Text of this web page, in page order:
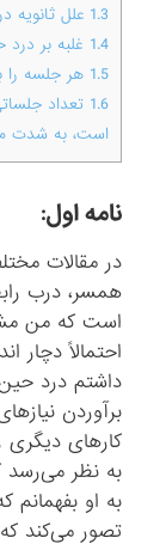
1.3 علل ثانویه
1.4 غلبه بر
1.5 هر جلسه را
1.6 تعداد
است، به شدت
نامه اول:
در مقالات
همسر، درب
است که من
احتمالاً دچار
داشتم درد
برآوردن
کارهای دیگری
به نظر می‌رسد
به او بفهمانم
تصور می‌کند